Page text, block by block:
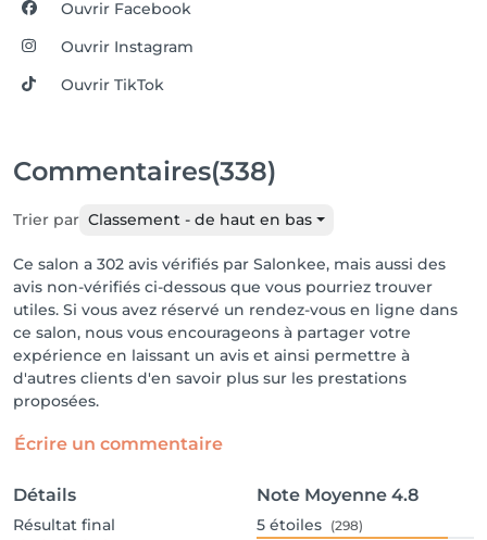
Ouvrir Facebook
Ouvrir Instagram
Ouvrir TikTok
Commentaires(338)
Trier par Classement - de haut en bas
Ce salon a 302 avis vérifiés par Salonkee, mais aussi des
avis non-vérifiés ci-dessous que vous pourriez trouver
utiles. Si vous avez réservé un rendez-vous en ligne dans
ce salon, nous vous encourageons à partager votre
expérience en laissant un avis et ainsi permettre à
d'autres clients d'en savoir plus sur les prestations
proposées.
Écrire un commentaire
Détails
Résultat final
Note Moyenne 4.8
5 étoiles (298)